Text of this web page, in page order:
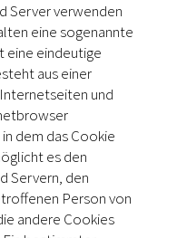
Server verwenden
eine sogenannte
eine eindeutige
aus einer
und
dem das Cookie
es den
Servern, den
Person von
andere Cookies